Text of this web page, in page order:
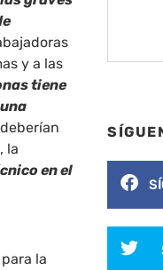
y a las
tiene
la
en el
la